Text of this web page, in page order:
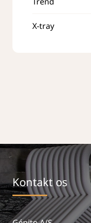
X-tray
Kontakt os